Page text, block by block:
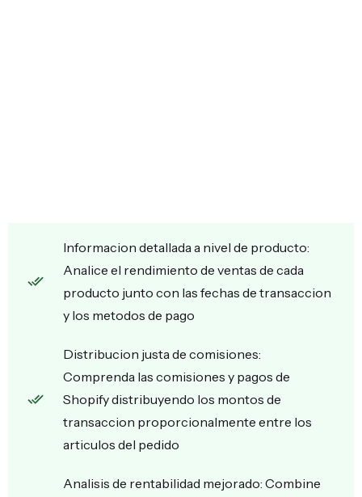
Informacion detallada a nivel de producto:
Analice el rendimiento de ventas de cada
producto junto con las fechas de transaccion
y los metodos de pago
Distribucion justa de comisiones:
Comprenda las comisiones y pagos de
Shopify distribuyendo los montos de
transaccion proporcionalmente entre los
articulos del pedido
Analisis de rentabilidad mejorado: Combine